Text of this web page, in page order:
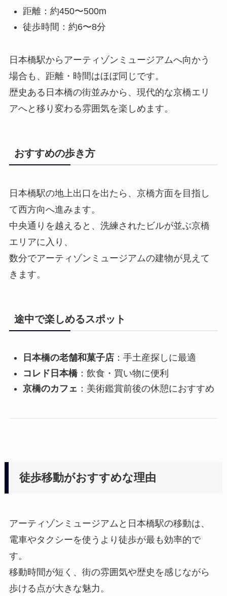
距離：約450〜500m
徒歩時間：約6〜8分
日本橋駅からアーティゾンミュージアムへ向かう
場合も、距離・時間はほぼ同じです。
歴史ある日本橋の街並みから、現代的な京橋エリ
アへと移り変わる雰囲気を楽しめます。
おすすめの歩き方
日本橋駅の地上出口を出たら、京橋方面を目指し
て西方向へ進みます。
中央通りを越えると、洗練されたビルが並ぶ京橋
エリアに入り、
数分でアーティゾンミュージアムの建物が見えて
きます。
途中で楽しめるスポット
日本橋の老舗和菓子店：手土産探しに最適
コレド日本橋：飲食・買い物に便利
京橋のカフェ ：美術鑑賞前後の休憩におすすめ
徒歩移動がおすすめな理由
アーティゾンミュージアムと日本橋駅の移動は、
電車やタクシーを使うより徒歩が最も効率的で
す。
移動時間が短く、街の雰囲気や歴史を感じながら
歩ける点が大きな魅力。